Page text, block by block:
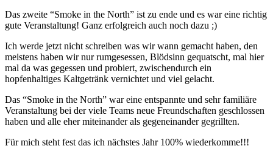
Das zweite “Smoke in the North” ist zu ende und es war eine richtig
gute Veranstaltung! Ganz erfolgreich auch noch dazu ;)
Ich werde jetzt nicht schreiben was wir wann gemacht haben, den
meistens haben wir nur rumgesessen, Blödsinn gequatscht, mal hier
mal da was gegessen und probiert, zwischendurch ein
hopfenhaltiges Kaltgetränk vernichtet und viel gelacht.
Das “Smoke in the North” war eine entspannte und sehr familiäre
Veranstaltung bei der viele Teams neue Freundschaften geschlossen
haben und alle eher miteinander als gegeneinander gegrillten.
Für mich steht fest das ich nächstes Jahr 100% wiederkomme!!!